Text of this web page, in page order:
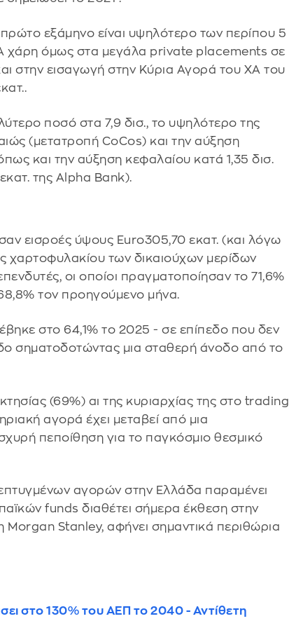
εξάμηνο είναι υψηλότερο των περίπου 5
χάρη όμως στα μεγάλα private placements σε
στην εισαγωγή στην Κύρια Αγορά του ΧΑ του
ποσό στα 7,9 δισ., το υψηλότερο της
(μετατροπή CoCos) και την αύξηση
και την αύξηση κεφαλαίου κατά 1,35 δισ.
της Alpha Bank).
εισροές ύψους Euro305,70 εκατ. (και λόγω
χαρτοφυλακίου των δικαιούχων μερίδων
οι οποίοι πραγματοποίησαν το 71,6%
τον προηγούμενο μήνα.
στο 64,1% το 2025 - σε επίπεδο που δεν
σηματοδοτώντας μια σταθερή άνοδο από το
(69%) αι της κυριαρχίας της στο trading
αγορά έχει μεταβεί από μια
πεποίθηση για το παγκόσμιο θεσμικό
αγορών στην Ελλάδα παραμένει
funds διαθέτει σήμερα έκθεση στην
Stanley, αφήνει σημαντικά περιθώρια
στο 130% του ΑΕΠ το 2040 - Αντίθετη